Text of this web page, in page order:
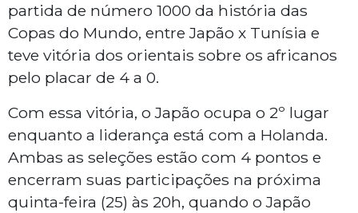
partida de número 1000 da história das
Copas do Mundo, entre Japão x Tunísia e
teve vitória dos orientais sobre os africanos
pelo placar de 4 a 0.
Com essa vitória, o Japão ocupa o 2º lugar
enquanto a liderança está com a Holanda.
Ambas as seleções estão com 4 pontos e
encerram suas participações na próxima
quinta-feira (25) às 20h, quando o Japão